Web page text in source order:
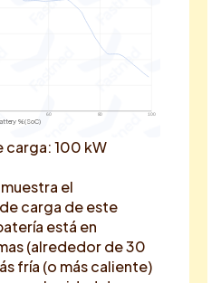
60 80 100
% (SoC)
carga: 100 kW
el
carga de este
está en
(alrededor de 30
fría (o más caliente)